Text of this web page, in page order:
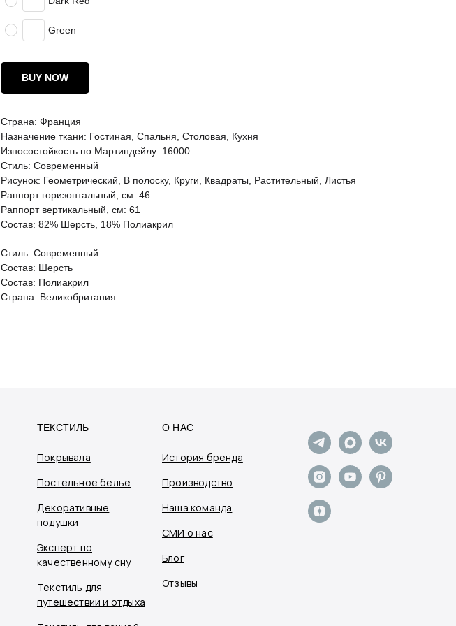
Green
BUY NOW
Страна: Франция
Назначение ткани: Гостиная, Спальня, Столовая, Кухня
Износостойкость по Мартиндейлу: 16000
Стиль: Современный
Рисунок: Геометрический, В полоску, Круги, Квадраты, Растительный, Листья
Раппорт горизонтальный, см: 46
Раппорт вертикальный, см: 61
Состав: 82% Шерсть, 18% Полиакрил
Стиль: Современный
Состав: Шерсть
Состав: Полиакрил
Страна: Великобритания
ТЕКСТИЛЬ
Покрывала
Постельное белье
Декоративные
подушки
Эксперт по
качественному сну
Текстиль для
путешествий и отдыха
О НАС
История бренда
Производство
Наша команда
СМИ о нас
Блог
Отзывы